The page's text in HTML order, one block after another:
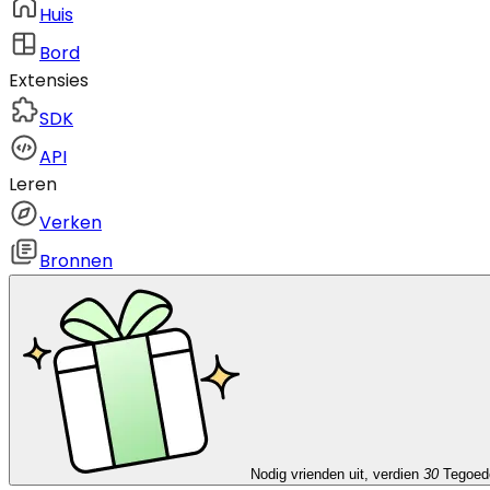
Huis
Bord
Extensies
SDK
API
Leren
Verken
Bronnen
Nodig vrienden uit, verdien 30